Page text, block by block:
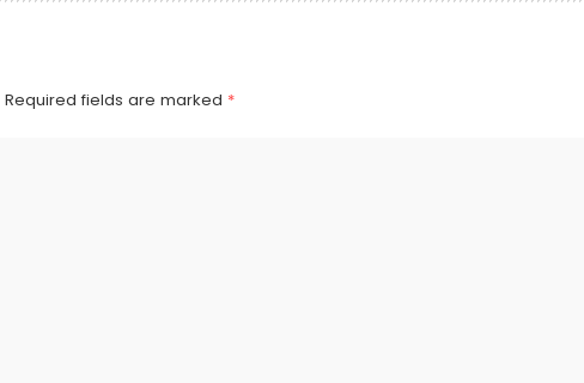
Required fields are marked *